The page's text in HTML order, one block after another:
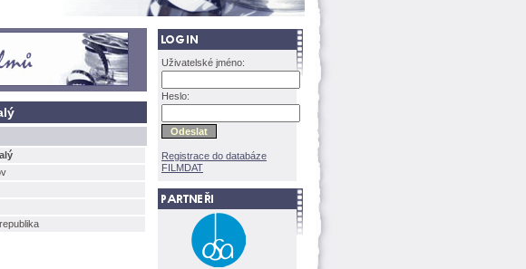
Uživatelské jméno:
Heslo:
Registrace do databáze
FILMDAT